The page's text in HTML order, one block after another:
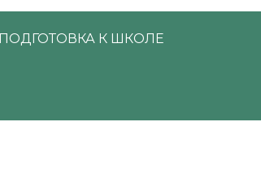
ПОДГОТОВКА К ШКОЛЕ